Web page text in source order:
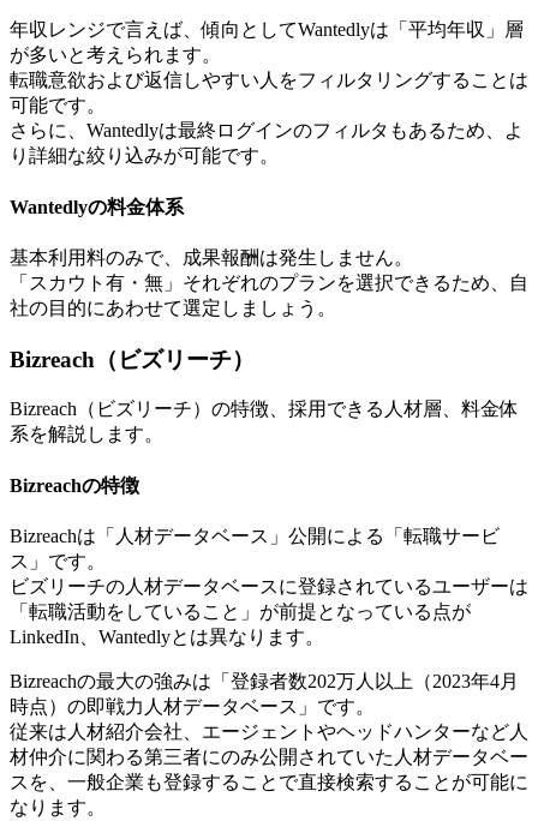
年収レンジで言えば、傾向としてWantedlyは「平均年収」層
が多いと考えられます。
転職意欲および返信しやすい人をフィルタリングすることは
可能です。
さらに、Wantedlyは最終ログインのフィルタもあるため、よ
り詳細な絞り込みが可能です。
Wantedlyの料金体系
基本利用料のみで、成果報酬は発生しません。
「スカウト有・無」それぞれのプランを選択できるため、自
社の目的にあわせて選定しましょう。
Bizreach（ビズリーチ）
Bizreach（ビズリーチ）の特徴、採用できる人材層、料金体
系を解説します。
Bizreachの特徴
Bizreachは「人材データベース」公開による「転職サービ
ス」です。
ビズリーチの人材データベースに登録されているユーザーは
「転職活動をしていること」が前提となっている点が
LinkedIn、Wantedlyとは異なります。
Bizreachの最大の強みは「登録者数202万人以上（2023年4月
時点）の即戦力人材データベース」です。
従来は人材紹介会社、エージェントやヘッドハンターなど人
材仲介に関わる第三者にのみ公開されていた人材データベー
スを、一般企業も登録することで直接検索することが可能に
なります。